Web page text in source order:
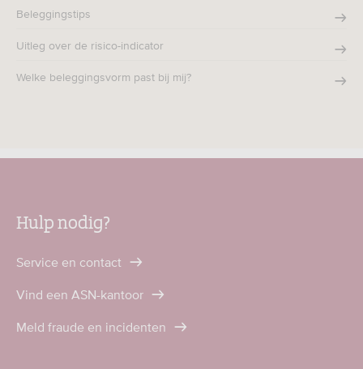
Beleggingstips
Uitleg over de risico-indicator
Welke beleggingsvorm past bij mij?
Hulp nodig?
Service en contact
Vind een ASN-kantoor
Meld fraude en incidenten